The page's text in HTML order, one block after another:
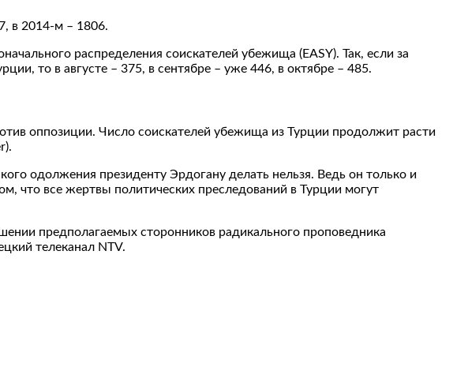
в 2014-м – 1806.
распределения соискателей убежища (EASY). Так, если за
то в августе – 375, в сентябре – уже 446, в октябре – 485.
оппозиции. Число соискателей убежища из Турции продолжит расти
одолжения президенту Эрдогану делать нельзя. Ведь он только и
что все жертвы политических преследований в Турции могут
предполагаемых сторонников радикального проповедника
телеканал NTV.